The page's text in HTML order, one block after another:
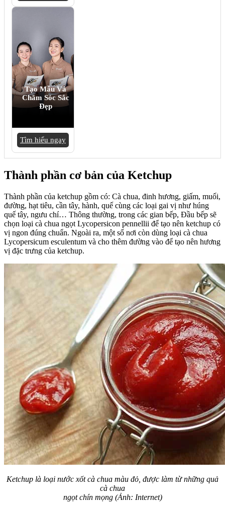
Tạo Mẫu Và
Chăm Sóc Sắc
Đẹp
Tìm hiểu ngay
Thành phần cơ bản của Ketchup
Thành phần của ketchup gồm có: Cà chua, đinh hương, giấm, muối,
đường, hạt tiêu, cần tây, hành, quế cùng các loại gai vị như húng
quế tây, ngưu chí… Thông thường, trong các gian bếp, Đầu bếp sẽ
chọn loại cà chua ngọt Lycopersicon pennellii để tạo nên ketchup có
vị ngon đúng chuẩn. Ngoài ra, một số nơi còn dùng loại cà chua
Lycopersicum esculentum và cho thêm đường vào để tạo nên hương
vị đặc trưng của ketchup.
Ketchup là loại nước xốt cà chua màu đỏ, được làm từ những quả
cà chua
ngọt chín mọng (Ảnh: Internet)